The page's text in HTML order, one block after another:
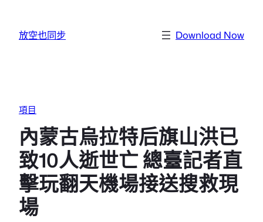
放空也同步 Download Now
項目
內蒙古烏拉特后旗山洪已
致10人逝世亡 總臺記者直
擊玩翻天機場接送搜救現
場